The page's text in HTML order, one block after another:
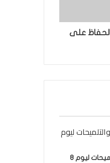
مراجعة "Havoc": هل تستطيع مركبة Tom Hardy من Netflix الحفاظ على
Wordle اليوم: الإجابة والتلميحات ليوم 8